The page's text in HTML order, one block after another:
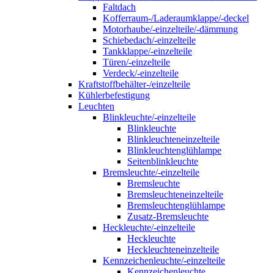
Faltdach
Kofferraum-/Laderaumklappe/-deckel
Motorhaube/-einzelteile/-dämmung
Schiebedach/-einzelteile
Tankklappe/-einzelteile
Türen/-einzelteile
Verdeck/-einzelteile
Kraftstoffbehälter-/einzelteile
Kühlerbefestigung
Leuchten
Blinkleuchte/-einzelteile
Blinkleuchte
Blinkleuchteneinzelteile
Blinkleuchtenglühlampe
Seitenblinkleuchte
Bremsleuchte/-einzelteile
Bremsleuchte
Bremsleuchteneinzelteile
Bremsleuchtenglühlampe
Zusatz-Bremsleuchte
Heckleuchte/-einzelteile
Heckleuchte
Heckleuchteneinzelteile
Kennzeichenleuchte/-einzelteile